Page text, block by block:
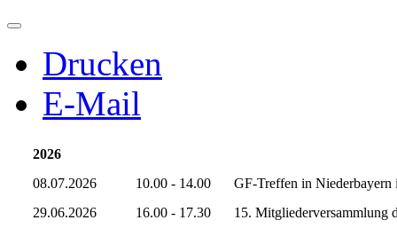
Drucken
E-Mail
2026
08.07.2026
10.00 - 14.00
GF-Treffen in
29.06.2026
16.00 - 17.30 15. Mitgliederversammlung